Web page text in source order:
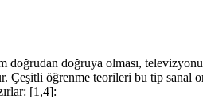
doğrudan doğruya olması,
Çeşitli öğrenme teorileri bu tip
[1,4]: